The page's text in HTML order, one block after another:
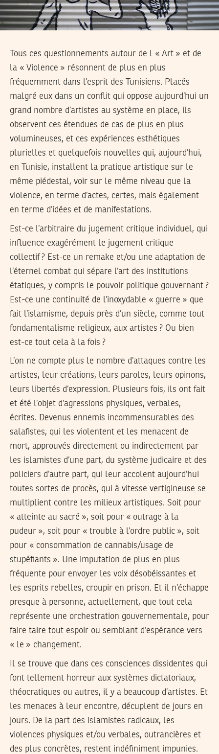
Tous ces questionnements autour de l « Art » et de
la « Violence » résonnent de plus en plus
fréquemment dans l’esprit des Tunisiens. Placés
malgré eux dans un conflit qui oppose aujourd’hui un
grand nombre d’artistes au système en place, ils
observent ces étendues de cas de plus en plus
volumineuses, et ces expériences esthétiques
plurielles et quelquefois nouvelles qui, aujourd’hui,
en Tunisie, installent la pratique artistique sur le
même piédestal, voir sur le même niveau que la
violence, en terme d’actes, certes, mais également
en terme d’idées et de manifestations.
Est-ce l’arbitraire du jugement critique individuel, qui
influence exagérément le jugement critique
collectif ? Est-ce un remake et/ou une adaptation de
l’éternel combat qui sépare l’art des institutions
étatiques, y compris le pouvoir politique gouvernant ?
Est-ce une continuité de l’inoxydable « guerre » que
fait l’islamisme, depuis près d’un siècle, comme tout
fondamentalisme religieux, aux artistes ? Ou bien
est-ce tout cela à la fois ?
L’on ne compte plus le nombre d’attaques contre les
artistes, leur créations, leurs paroles, leurs opinons,
leurs libertés d’expression. Plusieurs fois, ils ont fait
et été l’objet d’agressions physiques, verbales,
écrites. Devenus ennemis incommensurables des
salafistes, qui les violentent et les menacent de
mort, approuvés directement ou indirectement par
les islamistes d’une part, du système judicaire et des
policiers d’autre part, qui leur accolent aujourd’hui
toutes sortes de procès, qui à vitesse vertigineuse se
multiplient contre les milieux artistiques. Soit pour
« atteinte au sacré », soit pour « outrage à la
pudeur », soit pour « trouble à l’ordre public », soit
pour « consommation de cannabis/usage de
stupéfiants ». Une imputation de plus en plus
fréquente pour envoyer les voix désobéissantes et
les esprits rebelles, croupir en prison. Et il n’échappe
presque à personne, actuellement, que tout cela
représente une orchestration gouvernementale, pour
faire taire tout espoir ou semblant d’espérance vers
« le » changement.
Il se trouve que dans ces consciences dissidentes qui
font tellement horreur aux systèmes dictatoriaux,
théocratiques ou autres, il y a beaucoup d’artistes. Et
les menaces à leur encontre, décuplent de jours en
jours. De la part des islamistes radicaux, les
violences physiques et/ou verbales, outrancières et
des plus concrètes, restent indéfiniment impunies.